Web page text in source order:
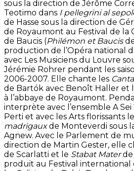
sous la direction de Jérôme
Teotimo dans I pellegrini al
de Hasse sous la direction de
de Royaumont au Festival de la
de Baucis (Philémon et Baucis
production de l’Opéra national
avec Les Musiciens du Louvre
Jérémie Rohrer pendant les
2006-2007. Elle chante les
de Bartók avec Benoît Haller et
à l’abbaye de Royaumont.
interprète avec l’ensemble A Sei
Perti et avec les Arts florissants le
madrigauxde Monteverdi sous
Agnew. Avec le Parlement de
direction de Martin Gester, elle
de Scarlatti et le Stabat Materde
produit au Festival international